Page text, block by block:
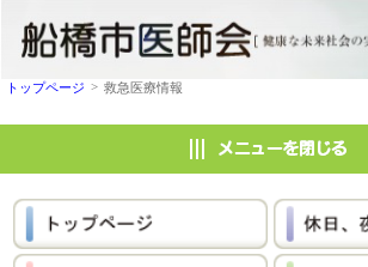
トップページ > 救急医療情報